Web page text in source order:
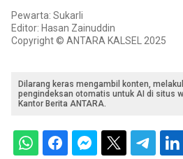
Pewarta: Sukarli
Editor: Hasan Zainuddin
Copyright © ANTARA KALSEL 2025
Dilarang keras mengambil konten,
pengindeksan otomatis untuk AI di situs
Kantor Berita ANTARA.